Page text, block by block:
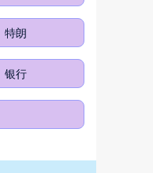
特朗
银行